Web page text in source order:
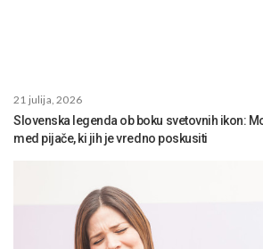
21 julija, 2026
Slovenska legenda ob boku svetovnih ikon:
med pijače, ki jih je vredno poskusiti